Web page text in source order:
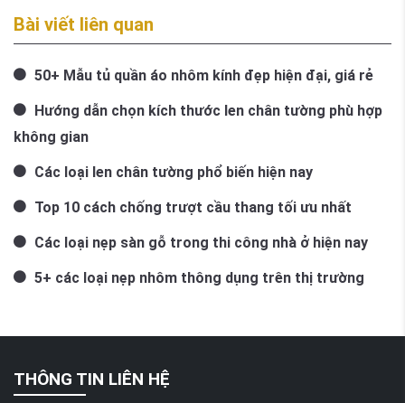
Bài viết liên quan
50+ Mẫu tủ quần áo nhôm kính đẹp hiện đại, giá rẻ
Hướng dẫn chọn kích thước len chân tường phù hợp
không gian
Các loại len chân tường phổ biến hiện nay
Top 10 cách chống trượt cầu thang tối ưu nhất
Các loại nẹp sàn gỗ trong thi công nhà ở hiện nay
5+ các loại nẹp nhôm thông dụng trên thị trường
THÔNG TIN LIÊN HỆ